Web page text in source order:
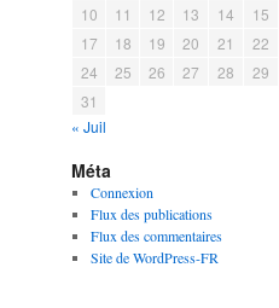
10
11 12 13 14 15
17
18 19 20 21 22
24
25 26 27 28 29
31
« Juil
Méta
Connexion
Flux des publications
Flux des commentaires
Site de WordPress-FR